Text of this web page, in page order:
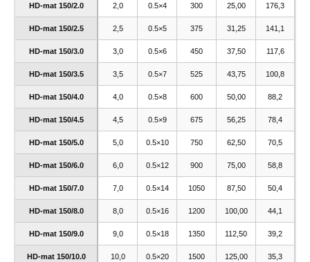
HD-mat 150/2.0 2,0 0.5×4 300 25,00 176,3
HD-mat 150/2.5 2,5 0.5×5 375 31,25 141,1
HD-mat 150/3.0 3,0 0.5×6 450 37,50 117,6
HD-mat 150/3.5 3,5 0.5×7 525 43,75 100,8
HD-mat 150/4.0 4,0 0.5×8 600 50,00 88,2
HD-mat 150/4.5 4,5 0.5×9 675 56,25 78,4
HD-mat 150/5.0 5,0 0.5×10 750 62,50 70,5
HD-mat 150/6.0 6,0 0.5×12 900 75,00 58,8
HD-mat 150/7.0 7,0 0.5×14 1050 87,50 50,4
HD-mat 150/8.0 8,0 0.5×16 1200 100,00 44,1
HD-mat 150/9.0 9,0 0.5×18 1350 112,50 39,2
HD-mat 150/10.0 10,0 0.5×20 1500 125,00 35,3